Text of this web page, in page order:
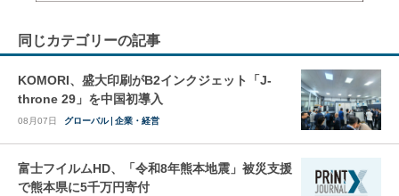
同じカテゴリーの記事
KOMORI、盛大印刷がB2インクジェット「J-
throne 29」を中国初導入
08月07日 グローバル 企業・経営
富士フイルムHD、「令和8年熊本地震」被災支援
で熊本県に5千万円寄付